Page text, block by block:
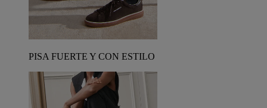
PISA FUERTE Y CON ESTILO